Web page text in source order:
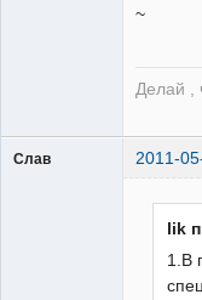
~
Делай ,
Слав 2011-
lik
1.В